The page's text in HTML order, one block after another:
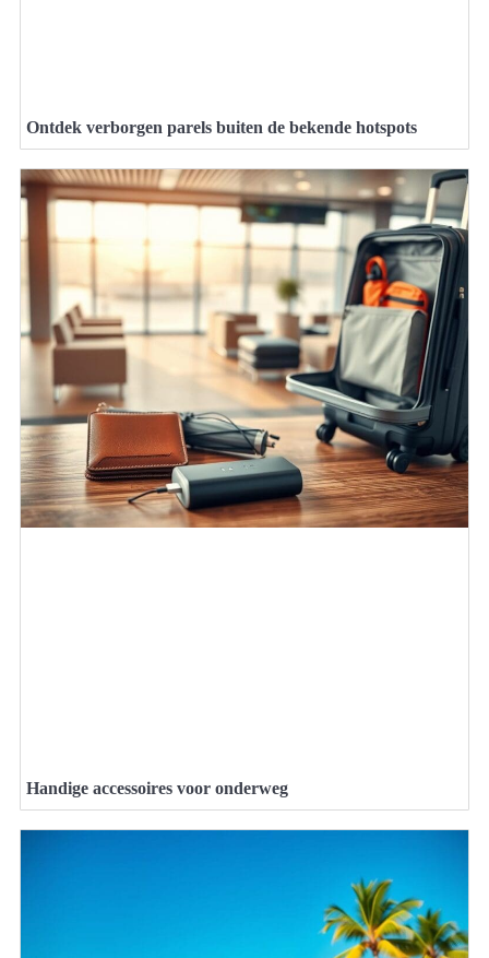
Ontdek verborgen parels buiten de bekende hotspots
Handige accessoires voor onderweg